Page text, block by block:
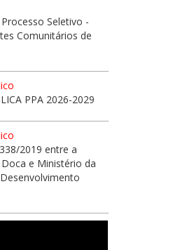
Seletivo -
Comunitários de
PPA 2026-2029
2019 entre a
e Ministério da